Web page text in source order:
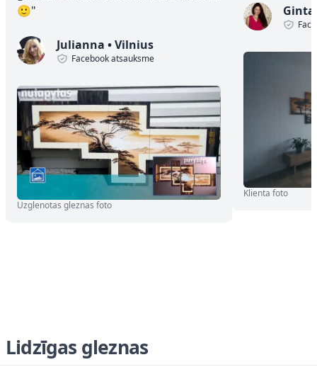
🙂"
Julianna •Vilnius
Facebook atsauksme
Uzglenotas gleznas foto
Klienta foto
Lidzīgas gleznas